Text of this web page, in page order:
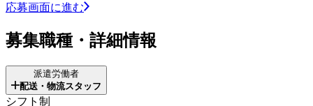
応募画面に進む
募集職種・詳細情報
派遣労働者
配送・物流スタッフ
シフト制